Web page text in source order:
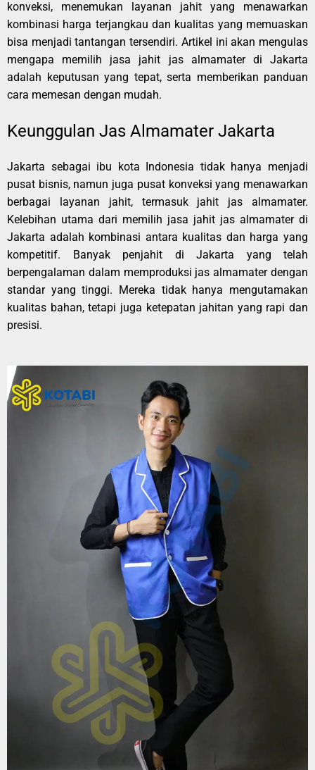
konveksi, menemukan layanan jahit yang menawarkan
kombinasi harga terjangkau dan kualitas yang memuaskan
bisa menjadi tantangan tersendiri. Artikel ini akan mengulas
mengapa memilih jasa jahit jas almamater di Jakarta
adalah keputusan yang tepat, serta memberikan panduan
cara memesan dengan mudah.
Keunggulan Jas Almamater Jakarta
Jakarta sebagai ibu kota Indonesia tidak hanya menjadi
pusat bisnis, namun juga pusat konveksi yang menawarkan
berbagai layanan jahit, termasuk jahit jas almamater.
Kelebihan utama dari memilih jasa jahit jas almamater di
Jakarta adalah kombinasi antara kualitas dan harga yang
kompetitif. Banyak penjahit di Jakarta yang telah
berpengalaman dalam memproduksi jas almamater dengan
standar yang tinggi. Mereka tidak hanya mengutamakan
kualitas bahan, tetapi juga ketepatan jahitan yang rapi dan
presisi.